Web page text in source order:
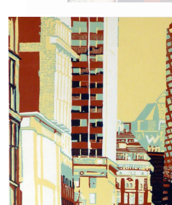
View from a window in Manhattan
New York
Linogravure en 4 couleurs – 65 x 50 cm